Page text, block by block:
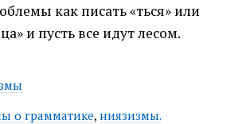
как писать «ться» или
и пусть все идут лесом.
о грамматике, ниязизмы.